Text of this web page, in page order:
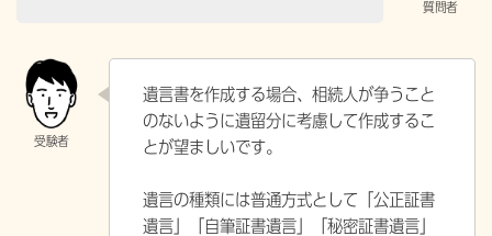
遺言書を作成する場合、相続人が争うこと
のないように遺留分に考慮して作成するこ
とが望ましいです。
遺言の種類には普通方式として「公正証書
遺言」「自筆証書遺言」「秘密証書遺言」